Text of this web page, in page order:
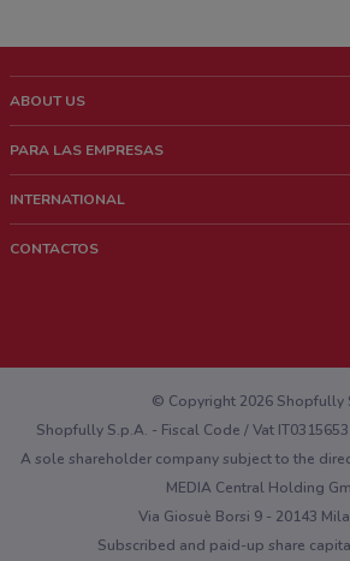
ABOUT US
¿Quiénes Somos?
Trabaja con nosotros
PARA LAS EMPRESAS
Contacto comercial
INTERNATIONAL
CONTACTOS
¿Encontraste un problema en la web o en la
© Copyright 2026 Shopfully
Shopfully S.p.A. - Fiscal Code / Vat
A sole shareholder company subject to the
MEDIA Central Holding
Via Giosuè Borsi 9 - 20143
Subscribed and paid-up share